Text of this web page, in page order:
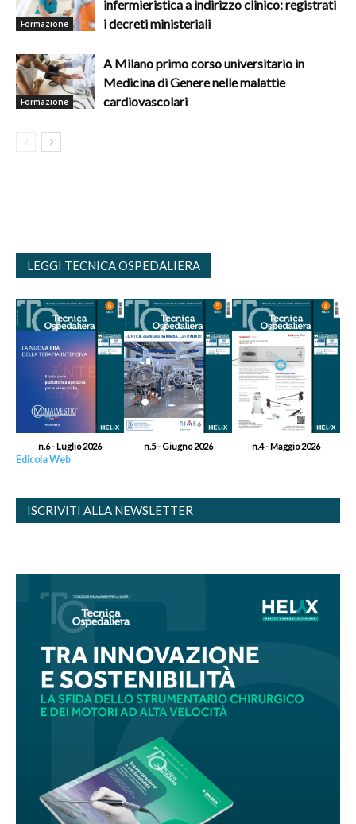
Formazione
infermieristica a indirizzo clinico: registrati
i decreti ministeriali
Formazione
A Milano primo corso universitario in
Medicina di Genere nelle malattie
cardiovascolari
LEGGI TECNICA OSPEDALIERA
n.6 - Luglio 2026 n.5 - Giugno 2026 n.4 - Maggio 2026
Edicola Web
ISCRIVITI ALLA NEWSLETTER